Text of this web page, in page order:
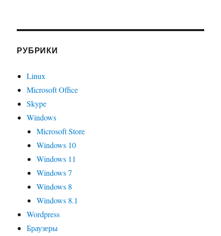
РУБРИКИ
Linux
Microsoft Office
Skype
Windows
Microsoft Store
Windows 10
Windows 11
Windows 7
Windows 8
Windows 8.1
Wordpress
Браузеры